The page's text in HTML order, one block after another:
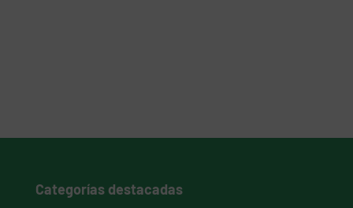
Categorías destacadas